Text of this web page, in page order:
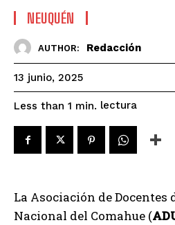
NEUQUÉN
AUTHOR: Redacción
13 junio, 2025
Less than 1 min. lectura
La Asociación de
Nacional del Comahue (